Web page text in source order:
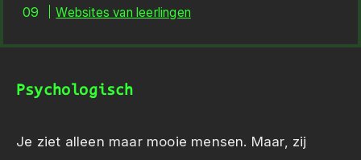
Websites van leerlingen
Psychologisch
Je ziet alleen maar mooie mensen. Maar, zij